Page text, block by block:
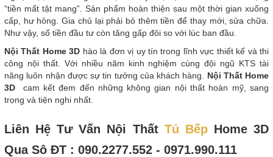
“tiền mất tật mang”. Sản phẩm hoàn thiện sau một thời gian xuống
cấp, hư hỏng. Gia chủ lại phải bỏ thêm tiền để thay mới, sửa chữa.
Như vậy, số tiền đầu tư còn tăng gấp đôi so với lúc ban đầu.
Nội Thất Home 3D hào là đơn vị uy tín trong lĩnh vực thiết kế và thi
công nội thất. Với nhiều năm kinh nghiệm cùng đội ngũ KTS tài
năng luôn nhận được sự tin tưởng của khách hàng. Nội Thất Home
3D
cam kết đem đến những không gian nội thất hoàn mỹ, sang
trọng và tiện nghi nhất.
Liên Hệ Tư Vấn Nội Thất Tủ BếpHome 3D
Qua Sô ĐT : 090.2277.552 - 0971.990.111